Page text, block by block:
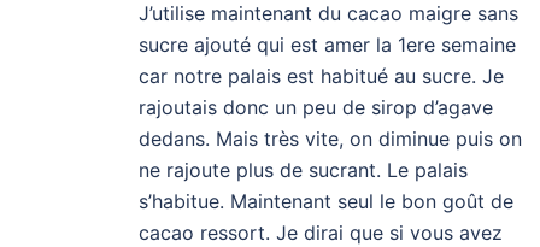
J’utilise maintenant du cacao maigre sans
sucre ajouté qui est amer la 1ere semaine
car notre palais est habitué au sucre. Je
rajoutais donc un peu de sirop d’agave
dedans. Mais très vite, on diminue puis on
ne rajoute plus de sucrant. Le palais
s’habitue. Maintenant seul le bon goût de
cacao ressort. Je dirai que si vous avez